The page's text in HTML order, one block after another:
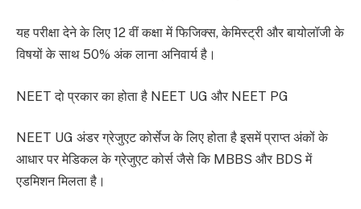
यह परीक्षा देने के लिए 12 वीं कक्षा में फिजिक्स, केमिस्ट्री और बायोलॉजी के
विषयों के साथ 50% अंक लाना अनिवार्य है।
NEET दो प्रकार का होता है NEET UG और NEET PG
NEET UG अंडर ग्रेजुएट कोर्सेज के लिए होता है इसमें प्राप्त अंकों के
आधार पर मेडिकल के ग्रेजुएट कोर्स जैसे कि MBBS और BDS में
एडमिशन मिलता है।